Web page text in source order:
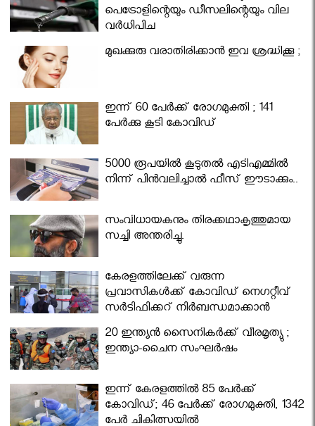
പെട്രോളിന്റെയും ഡീസലിന്റെയും വില
വര്‍ധിപ്പിച്ചു
മുഖക്കുരു വരാതിരിക്കാന്‍ ഇവ ശ്രദ്ധിക്കൂ ;
ഇന്ന് 60 പേർക്ക് രോഗമുക്തി ; 141
പേര്‍ക്കു കൂടി കോവിഡ്
5000 രൂപയിൽ കൂടുതൽ എടിഎമ്മിൽ
നിന്ന് പിൻവലിച്ചാൽ ഫീസ് ഈടാക്കും..
സംവിധായകനും തിരക്കഥാകൃത്തുമായ
സച്ചി അന്തരിച്ചു.
കേരളത്തിലേക്ക് വരുന്ന
പ്രവാസികള്‍ക്ക് കോവിഡ് നെഗറ്റീവ്
സര്‍ട്ടിഫിക്കറ്റ് നിർബന്ധമാക്കാൻ
മന്ത്രിസഭ
20 ഇന്ത്യൻ സൈനികർക്ക് വീരമൃത്യു ;
ഇന്ത്യാ-ചൈന സംഘർഷം
ഇന്ന് കേരളത്തിൽ 85 പേർക്ക്
കോവിഡ്; 46 പേർക്ക് രോഗമുക്തി, 1342
പേർ ചികിത്സയിൽ